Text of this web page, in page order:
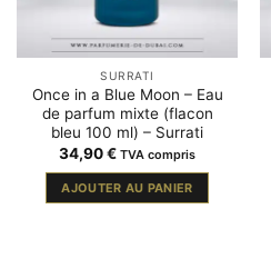
SURRATI
Once in a Blue Moon – Eau
de parfum mixte (flacon
bleu 100 ml) – Surrati
34,90€ TVA compris
AJOUTER AU PANIER